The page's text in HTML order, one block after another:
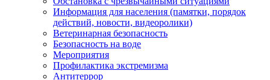
Информация для населения (памятки, порядок
действий, новости, видеоролики)
Ветеринарная безопасность
Безопасность на воде
Мероприятия
Профилактика экстремизма
Антитеррор